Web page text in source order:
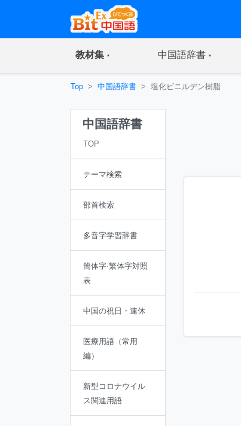
教材集(current) 中国語辞書(current)
Top 中国語辞書 塩化ビニルデン樹脂
中国語辞書
TOP
テーマ検索
部首検索
多音字学習辞書
簡体字·繁体字対照
表
中国の祝日・連休
医療用語（常用
編）
新型コロナウイル
ス関連用語